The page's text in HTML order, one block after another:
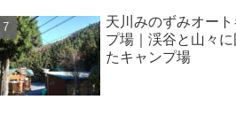
天川みのずみオー
プ場｜渓谷と山々
たキャンプ場